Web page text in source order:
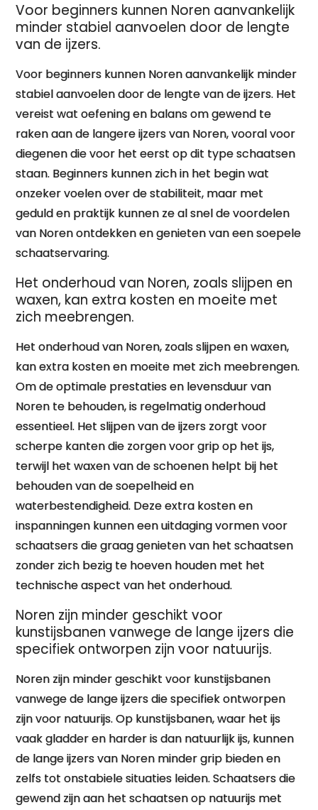
Voor beginners kunnen Noren aanvankelijk
minder stabiel aanvoelen door de lengte
van de ijzers.
Voor beginners kunnen Noren aanvankelijk minder
stabiel aanvoelen door de lengte van de ijzers. Het
vereist wat oefening en balans om gewend te
raken aan de langere ijzers van Noren, vooral voor
diegenen die voor het eerst op dit type schaatsen
staan. Beginners kunnen zich in het begin wat
onzeker voelen over de stabiliteit, maar met
geduld en praktijk kunnen ze al snel de voordelen
van Noren ontdekken en genieten van een soepele
schaatservaring.
Het onderhoud van Noren, zoals slijpen en
waxen, kan extra kosten en moeite met
zich meebrengen.
Het onderhoud van Noren, zoals slijpen en waxen,
kan extra kosten en moeite met zich meebrengen.
Om de optimale prestaties en levensduur van
Noren te behouden, is regelmatig onderhoud
essentieel. Het slijpen van de ijzers zorgt voor
scherpe kanten die zorgen voor grip op het ijs,
terwijl het waxen van de schoenen helpt bij het
behouden van de soepelheid en
waterbestendigheid. Deze extra kosten en
inspanningen kunnen een uitdaging vormen voor
schaatsers die graag genieten van het schaatsen
zonder zich bezig te hoeven houden met het
technische aspect van het onderhoud.
Noren zijn minder geschikt voor
kunstijsbanen vanwege de lange ijzers die
specifiek ontworpen zijn voor natuurijs.
Noren zijn minder geschikt voor kunstijsbanen
vanwege de lange ijzers die specifiek ontworpen
zijn voor natuurijs. Op kunstijsbanen, waar het ijs
vaak gladder en harder is dan natuurlijk ijs, kunnen
de lange ijzers van Noren minder grip bieden en
zelfs tot onstabiele situaties leiden. Schaatsers die
gewend zijn aan het schaatsen op natuurijs met